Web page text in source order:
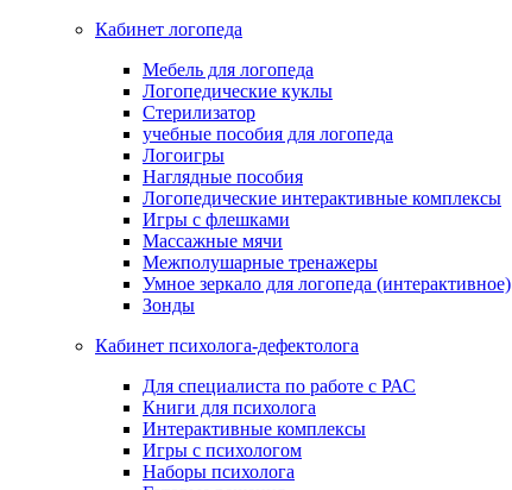
Кабинет логопеда
Мебель для логопеда
Логопедические куклы
Стерилизатор
учебные пособия для логопеда
Логоигры
Наглядные пособия
Логопедические интерактивные комплексы
Игры с флешками
Массажные мячи
Межполушарные тренажеры
Умное зеркало для логопеда (интерактивное)
Зонды
Кабинет психолога-дефектолога
Для специалиста по работе с РАС
Книги для психолога
Интерактивные комплексы
Игры с психологом
Наборы психолога